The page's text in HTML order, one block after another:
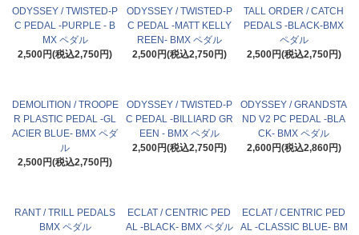
ODYSSEY / TWISTED-P
C PEDAL -PURPLE - B
MX ペダル
2,500円(税込2,750円)
ODYSSEY / TWISTED-P
C PEDAL -MATT KELLY
REEN- BMX ペダル
2,500円(税込2,750円)
TALL ORDER / CATCH
PEDALS -BLACK-BMX
ペダル
2,500円(税込2,750円)
DEMOLITION / TROOPE
R PLASTIC PEDAL -GL
ACIER BLUE- BMX ペダ
ル
2,500円(税込2,750円)
ODYSSEY / TWISTED-P
C PEDAL -BILLIARD GR
EEN - BMX ペダル
2,500円(税込2,750円)
ODYSSEY / GRANDSTA
ND V2 PC PEDAL -BLA
CK- BMX ペダル
2,600円(税込2,860円)
RANT / TRILL PEDALS
BMX ペダル
ECLAT / CENTRIC PED
AL -BLACK- BMX ペダル
ECLAT / CENTRIC PED
AL -CLASSIC BLUE- BM